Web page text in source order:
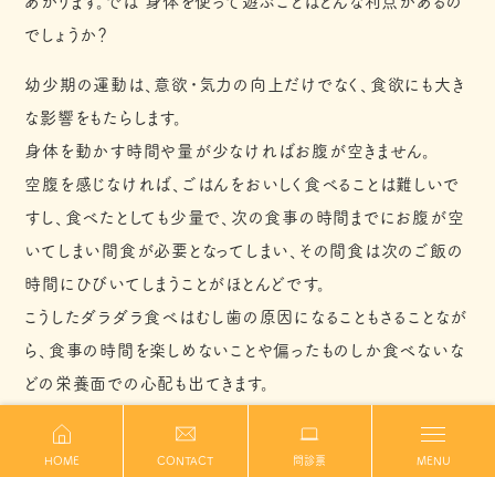
でしょうか？
幼少期の運動は、意欲・気力の向上だけでなく、食欲にも大き
な影響をもたらします。
身体を動かす時間や量が少なければお腹が空きません。
空腹を感じなければ、ごはんをおいしく食べることは難しいで
すし、食べたとしても少量で、次の食事の時間までにお腹が空
いてしまい間食が必要となってしまい、その間食は次のご飯の
時間にひびいてしまうことがほとんどです。
こうしたダラダラ食べはむし歯の原因になることもさることなが
ら、食事の時間を楽しめないことや偏ったものしか食べないな
どの栄養面での心配も出てきます。
”食”という字は、”人”を”良”くすると書きます。
ただカロリーや栄養を摂取するのではなく、食事そのものを
HOME CONTACT 問診票 MENU